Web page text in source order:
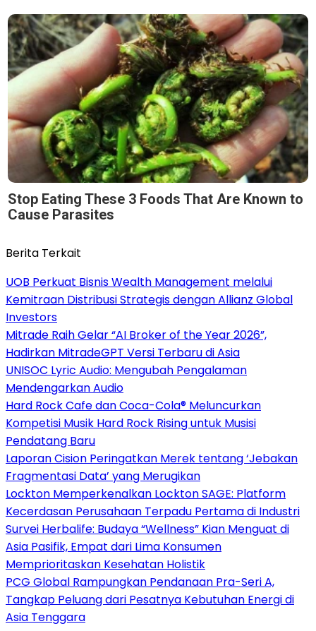
Stop Eating These 3 Foods That Are Known to
Cause Parasites
Berita Terkait
UOB Perkuat Bisnis Wealth Management melalui
Kemitraan Distribusi Strategis dengan Allianz Global
Investors
Mitrade Raih Gelar “AI Broker of the Year 2026”,
Hadirkan MitradeGPT Versi Terbaru di Asia
UNISOC Lyric Audio: Mengubah Pengalaman
Mendengarkan Audio
Hard Rock Cafe dan Coca-Cola® Meluncurkan
Kompetisi Musik Hard Rock Rising untuk Musisi
Pendatang Baru
Laporan Cision Peringatkan Merek tentang ‘Jebakan
Fragmentasi Data’ yang Merugikan
Lockton Memperkenalkan Lockton SAGE: Platform
Kecerdasan Perusahaan Terpadu Pertama di Industri
Survei Herbalife: Budaya “Wellness” Kian Menguat di
Asia Pasifik, Empat dari Lima Konsumen
Memprioritaskan Kesehatan Holistik
PCG Global Rampungkan Pendanaan Pra-Seri A,
Tangkap Peluang dari Pesatnya Kebutuhan Energi di
Asia Tenggara